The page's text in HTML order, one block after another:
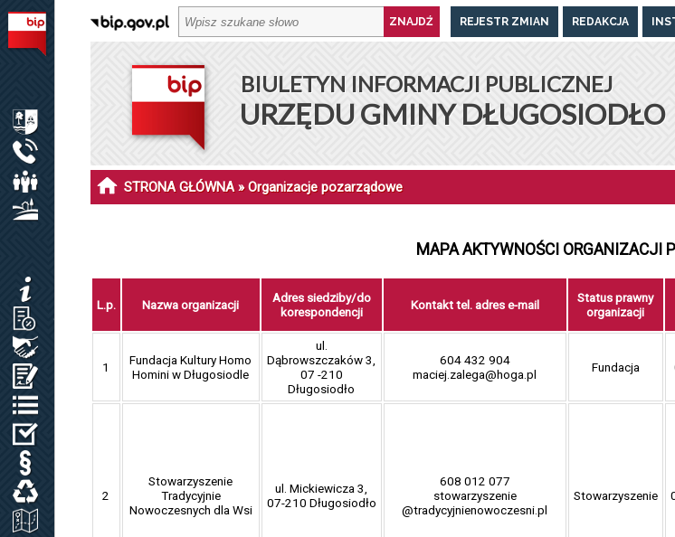
BIULETYN INFORMACJI PUBLICZNEJ URZĘDU GMINY DŁUGOSIODŁO
MENU PODMIOTOWE
INFORMACJE O GMINIE DŁUGOSIODŁO
RADA GMINY
SOŁECTWA I SOŁTYSI
OŚWIADCZENIA MAJĄTKOWE
REJESTRY
ODPADY KOMUNALNE, WODA I ŚCIEKI
ZAGOSPODAROWANIE PRZESTRZENNE
REJESTR ZMIAN REDAKCJA
BIULETYN INFORMACJI PUBLICZNEJ
URZĘDU GMINY DŁUGOSIODŁO
STRONA GŁÓWNA» Organizacje pozarządowe
MAPA AKTYWNOŚCI ORGANIZACJI
L.p. Nazwa organizacji
Adres siedziby/do
korespondencji
Kontakt tel. adres e-mail
Status prawny
organizacji
1
Fundacja Kultury Homo
Homini w Długosiodle
ul.
Dąbrowszczaków 3,
07 -210
Długosiodło
604 432 904
maciej.zalega@hoga.pl
Fundacja
2
Stowarzyszenie
Tradycyjnie
Nowoczesnych dla Wsi
ul. Mickiewicza 3,
07-210 Długosiodło
608 012 077
stowarzyszenie
@tradycyjnienowoczesni.pl
Stowarzyszenie